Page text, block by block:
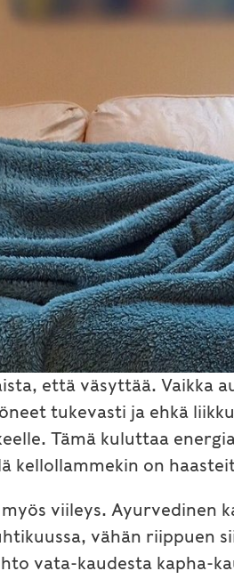
että väsyttää. Vaikka
tukevasti ja ehkä
Tämä kuluttaa
kellollammekin on
viileys. Ayurvedinen
vähän riippuen
vata-kaudesta kapha-